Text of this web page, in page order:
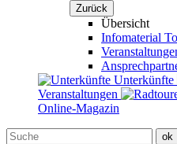
Zurück
Übersicht
Infomaterial
Unterkünfte
Veranstaltungen
Online-Magazin